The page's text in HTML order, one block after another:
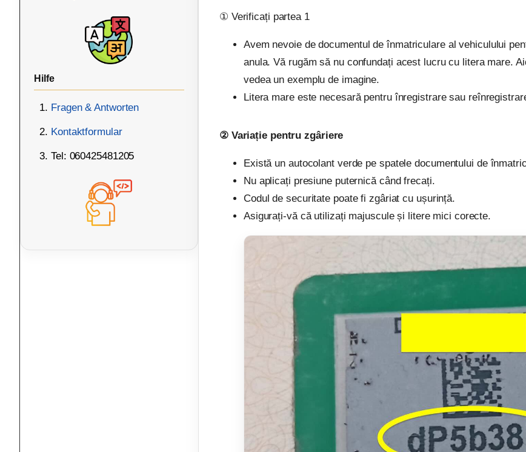
Hilfe
Fragen & Antworten
Kontaktformular
Tel: 060425481205
① Verificați partea 1
Avem nevoie de documentul de înmatriculare al vehiculului
anula. Vă rugăm să nu confundați acest lucru cu litera mare.
vedea un exemplu de imagine.
Litera mare este necesară pentru înregistrare sau
② Variație pentru zgâriere
Există un autocolant verde pe spatele documentului de
Nu aplicați presiune puternică când frecați.
Codul de securitate poate fi zgâriat cu ușurință.
Asigurați-vă că utilizați majuscule și litere mici corecte.